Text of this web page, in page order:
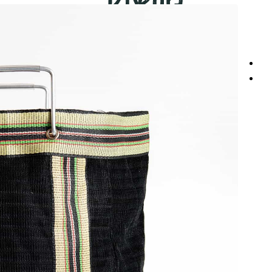
מארזים לראש השנה
מארזים לשבועות
מארזים לפסח
מארזים לפורים
מארזים לחנוכה
מארזים לט"ו בשבט
מארזים לפי תזונה